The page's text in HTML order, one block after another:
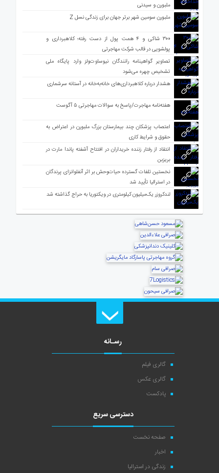
ملبورن و سیدنی
ملبورن سومین شهر برتر جهان برای زندگی نسل Z
۳۰۰ شاکی و ۴ همت پول از دست رفته؛ کلاهبرداری و
پولشویی در قالب شرکت مهاجرتی
تصاویر گواهینامه رانندگان نیوساوت‌ولز وارد پایگاه ملی
تشخیص چهره می‌شود
هشدار درباره کلاهبرداری‌های خانه‌به‌خانه در آستانه سرشماری
هفته‌نامه مهاجرت/پاسخ به سوالات مهاجرتی ۵ آگوست
اعتصاب پزشکان چند بیمارستان بزرگ ملبورن در اعتراض به
حقوق و شرایط کاری
انتقاد از رفتار زننده خریداران در افتتاح آشفته پاندا مارت در
بریزبن
نخستین تلفات گسترده حیات‌وحش بر اثر آنفلوانزای پرندگان
در استرالیا تأیید شد
لندکروزر یک‌میلیون کیلومتری در ویکتوریا به حراج گذاشته شد
رسـانه
گالری فیلم
گالری عکس
پادکست
دسترسی سریع
صفحه نخست
اخبار
زندگی در استرالیا